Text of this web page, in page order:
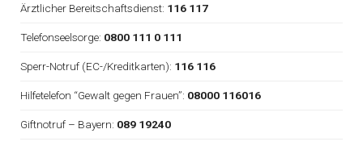
Ärztlicher Bereitschaftsdienst: 116 117
Telefonseelsorge: 0800 111 0 111
Sperr-Notruf (EC-/Kreditkarten): 116 116
Hilfetelefon “Gewalt gegen Frauen”: 08000 116016
Giftnotruf – Bayern: 089 19240